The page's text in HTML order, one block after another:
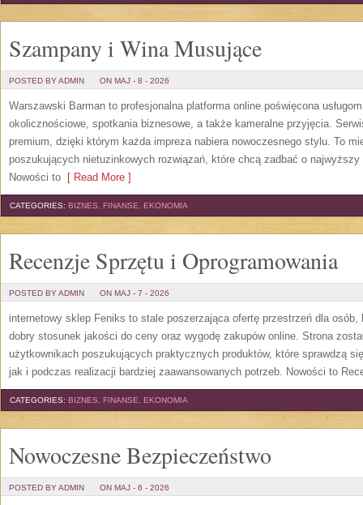
Szampany i Wina Musujące
POSTED BY ADMIN ON MAJ - 8 - 2026
Warszawski Barman to profesjonalna platforma online poświęcona
okolicznościowe, spotkania biznesowe, a także kameralne przyjęcia.
premium, dzięki którym każda impreza nabiera nowoczesnego stylu. To
poszukujących nietuzinkowych rozwiązań, które chcą zadbać o
Nowości to [ Read More ]
CATEGORIES: BIZNES, FINANSE, EKONOMIA
Recenzje Sprzętu i Oprogramowania
POSTED BY ADMIN ON MAJ - 7 - 2026
internetowy sklep Feniks to stale poszerzająca ofertę przestrzeń dla
dobry stosunek jakości do ceny oraz wygodę zakupów online. Strona
użytkownikach poszukujących praktycznych produktów, które sprawdzą
jak i podczas realizacji bardziej zaawansowanych potrzeb. Nowości to
CATEGORIES: BIZNES, FINANSE, EKONOMIA
Nowoczesne Bezpieczeństwo
POSTED BY ADMIN ON MAJ - 6 - 2026